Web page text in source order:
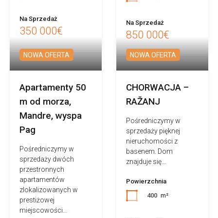
Na Sprzedaż
350 000€
Na Sprzedaż
850 000€
NOWA OFERTA
Apartamenty 50
m od morza,
Mandre, wyspa
Pag
Pośredniczymy w
sprzedaży dwóch
przestronnych
apartamentów
zlokalizowanych w
prestiżowej
miejscowości…
NOWA OFERTA
CHORWACJA –
RAŽANJ
Pośredniczymy w
sprzedaży pięknej
nieruchomości z
basenem. Dom
znajduje się…
Powierzchnia
400 m²